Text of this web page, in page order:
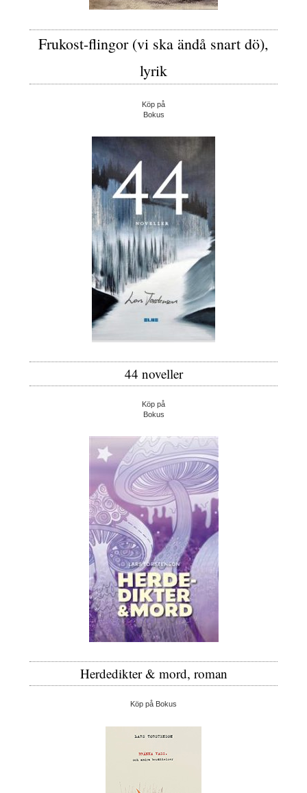
Frukost-flingor (vi ska ändå snart dö),
lyrik
Köp på
Bokus
44 noveller
Köp på
Bokus
Herdedikter & mord, roman
Köp på Bokus